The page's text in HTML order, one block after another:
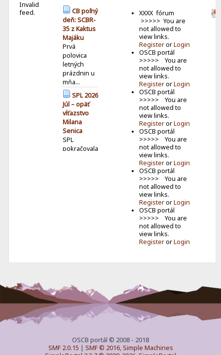
Invalid
feed.
CB poľný
deň: SCBR-
35 z Kaktus
Majáku
Prvá
polovica
letných
prázdnin u
mňa...
SPL 2026
Júl – opäť
víťazstvo
Milana
Senica
SPL
pokračovala
XXXX fórum
>>>>> You are
not allowed to
view links.
RegisterorLogin
OSCB portál
>>>>> You are
not allowed to
view links.
RegisterorLogin
OSCB portál
>>>>> You are
not allowed to
view links.
RegisterorLogin
OSCB portál
>>>>> You are
not allowed to
view links.
RegisterorLogin
OSCB portál
>>>>> You are
not allowed to
view links.
RegisterorLogin
OSCB portál
>>>>> You are
not allowed to
view links.
RegisterorLogin
OSCB portál © 2008 - 2018
SMF 2.0.15 | SMF © 2016, Simple Machines